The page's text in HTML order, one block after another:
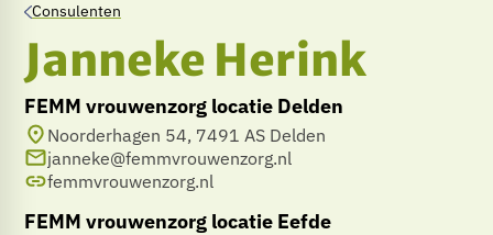
Consulenten
Janneke Herink
FEMM vrouwenzorg locatie Delden
Noorderhagen 54, 7491 AS Delden
janneke@femmvrouwenzorg.nl
femmvrouwenzorg.nl
FEMM vrouwenzorg locatie Eefde